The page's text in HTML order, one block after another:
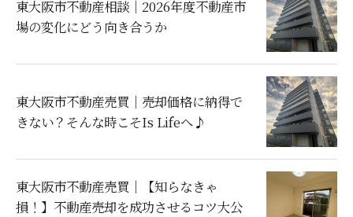
東大阪市不動産相談｜2026年度不動産市
場の変化にどう向き合うか
東大阪市不動産売買｜売却価格に納得で
きない？そんな時こそIs Lifeへ♪
東大阪市不動産売買｜【知らなきゃ
損！】不動産売却を成功させるコツ大公